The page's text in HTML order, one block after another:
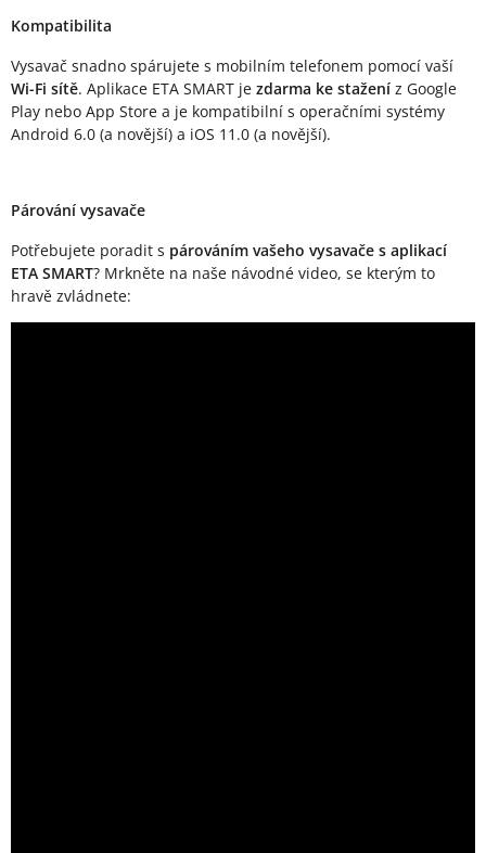
Kompatibilita
Vysavač snadno spárujete s mobilním telefonem pomocí vaší
Wi-Fi sítě. Aplikace ETA SMART je zdarma ke stažení z Google
Play nebo App Store a je kompatibilní s operačními systémy
Android 6.0 (a novější) a iOS 11.0 (a novější).
Párování vysavače
Potřebujete poradit s párováním vašeho vysavače s aplikací
ETA SMART? Mrkněte na naše návodné video, se kterým to
hravě zvládnete: